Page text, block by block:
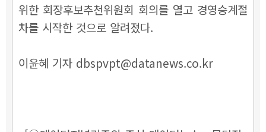
위한 회장후보추천위원회 회의를 열고 경영승계절
차를 시작한 것으로 알려졌다.
이윤혜 기자 dbspvpt@datanews.co.kr